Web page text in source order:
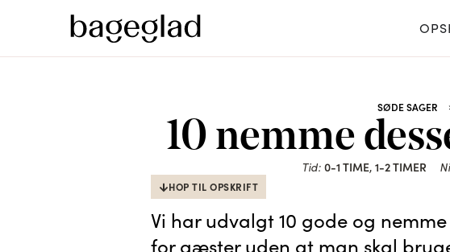
SØDE SAGER
10 nemme
Tid: 0-1 TIME, 1-2 TIMER
HOP TIL OPSKRIFT
Vi har udvalgt 10 gode og
for gæster uden at man skal